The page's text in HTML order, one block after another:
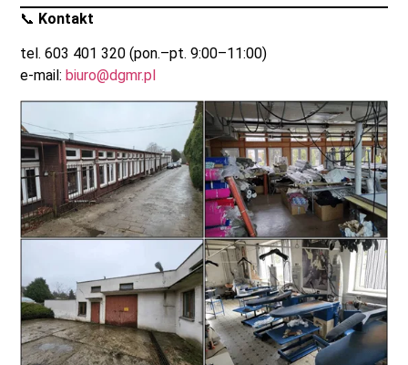
📞 Kontakt
tel. 603 401 320 (pon.–pt. 9:00–11:00)
e-mail: biuro@dgmr.pl